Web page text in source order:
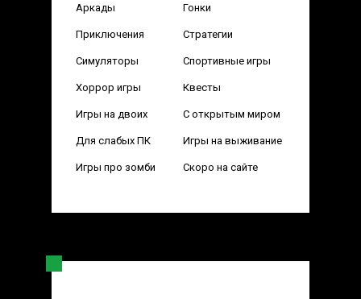
Аркады Гонки
Приключения Стратегии
Симуляторы Спортивные игры
Хоррор игры Квесты
Игры на двоих С открытым миром
Для слабых ПК Игры на выживание
Игры про зомби Скоро на сайте